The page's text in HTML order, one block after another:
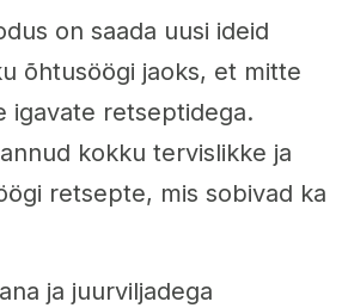
on saada uusi ideid
õhtusöögi jaoks, et mitte
igavate retseptidega.
kokku tervislikke ja
retsepte, mis sobivad ka
ja juurviljadega